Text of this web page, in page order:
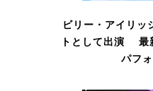
ビリー・アイリッ
トとして出演 最
パフ